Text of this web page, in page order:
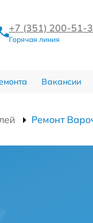
+7 (351) 200-51-
Горячая линия
Вакансии
Ремонт